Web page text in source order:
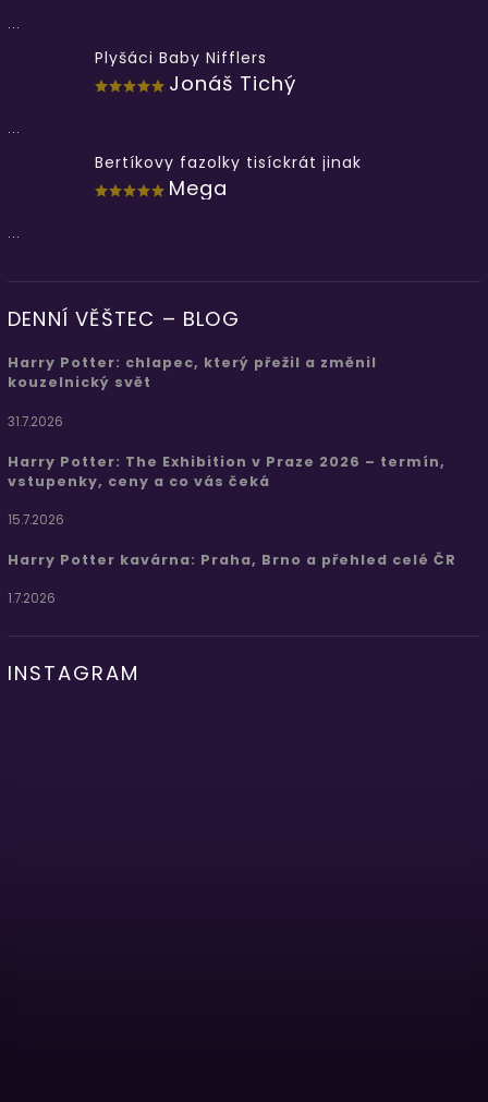
...
Plyšáci Baby Nifflers
Jonáš Tichý
...
Bertíkovy fazolky tisíckrát jinak
Mega
...
DENNÍ VĚŠTEC – BLOG
Harry Potter: chlapec, který přežil a změnil
kouzelnický svět
31.7.2026
Harry Potter: The Exhibition v Praze 2026 – termín,
vstupenky, ceny a co vás čeká
15.7.2026
Harry Potter kavárna: Praha, Brno a přehled celé ČR
1.7.2026
INSTAGRAM